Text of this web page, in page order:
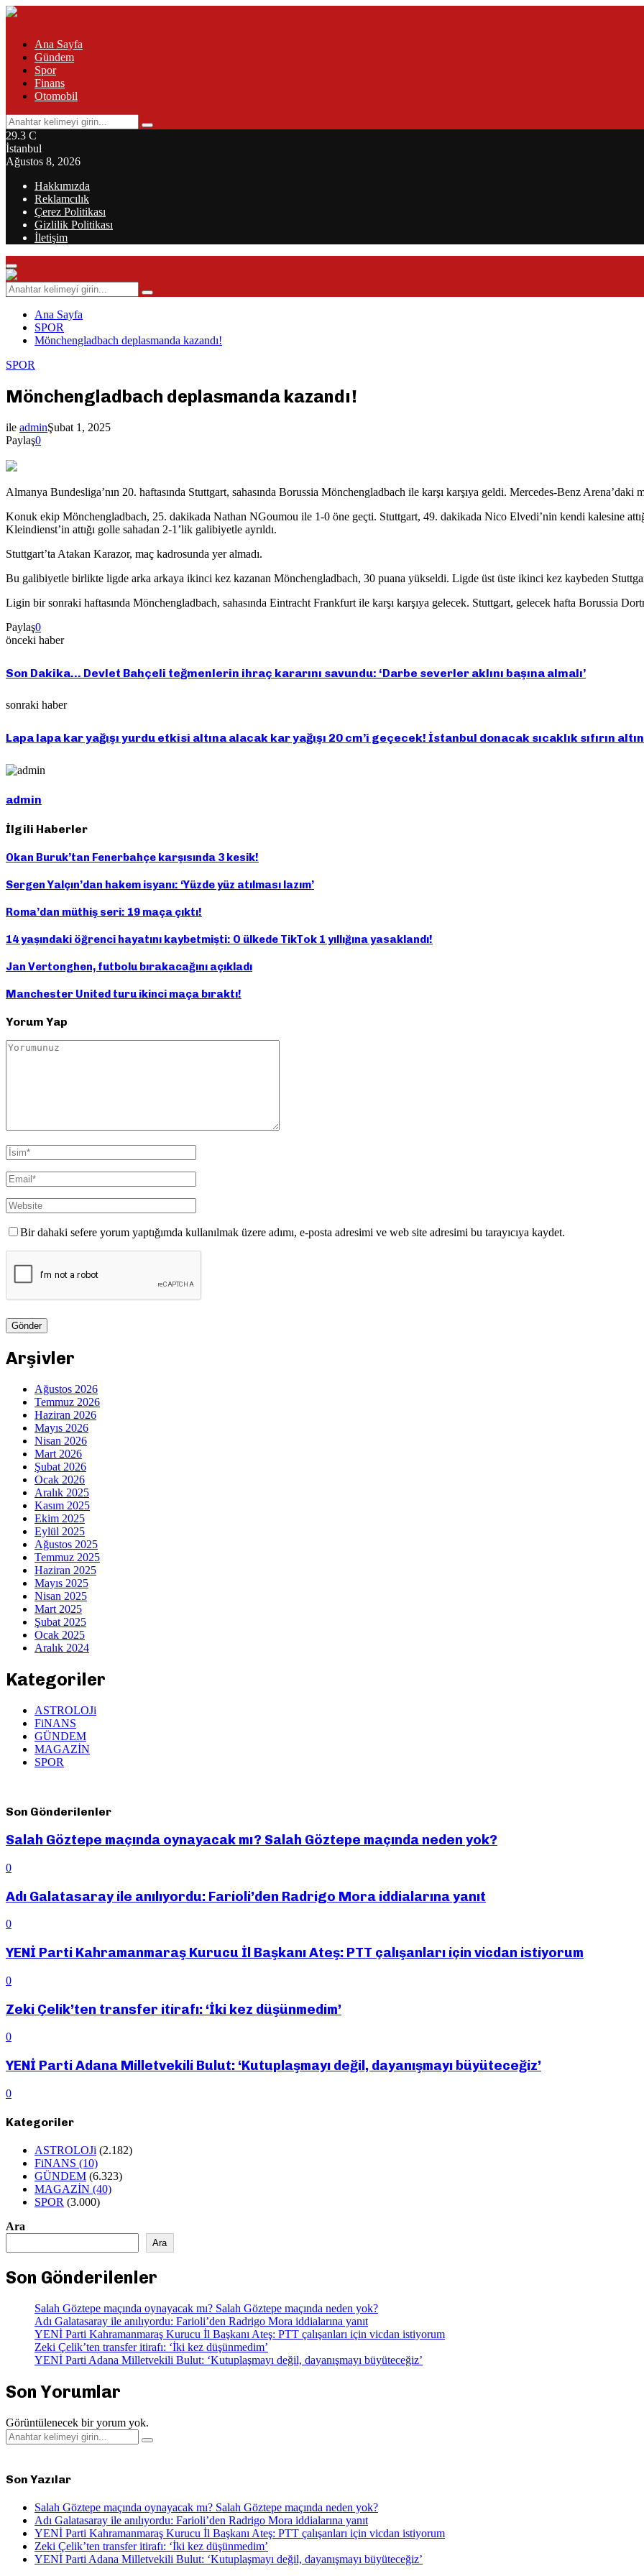
Ana Sayfa
Gündem
Spor
Finans
Otomobil
Search
for:
Search
29.3 C
İstanbul
Ağustos 8, 2026
Hakkımızda
Reklamcılık
Çerez Politikası
Gizlilik Politikası
İletişim
Primary
Menu
Search
for:
Search
Ana Sayfa
SPOR
Mönchengladbach deplasmanda kazandı!
SPOR
Mönchengladbach deplasmanda kazandı!
ile adminŞubat 1, 2025
Paylaş0
Almanya Bundesliga’nın 20. haftasında Stuttgart, sahasında Borussia Mönchengladbach ile karşı karşıya geldi. Mercedes-Benz
Konuk ekip Mönchengladbach, 25. dakikada Nathan NGoumou ile 1-0 öne geçti. Stuttgart, 49. dakikada Nico Elvedi’nin kendi kalesine
Kleindienst’in attığı golle sahadan 2-1’lik galibiyetle ayrıldı.
Stuttgart’ta Atakan Karazor, maç kadrosunda yer almadı.
Bu galibiyetle birlikte ligde arka arkaya ikinci kez kazanan Mönchengladbach, 30 puana yükseldi. Ligde üst üste ikinci kez kaybeden
Ligin bir sonraki haftasında Mönchengladbach, sahasında Eintracht Frankfurt ile karşı karşıya gelecek. Stuttgart, gelecek hafta Borussia
Paylaş0
önceki haber
Son Dakika… Devlet Bahçeli teğmenlerin ihraç kararını savundu: ‘Darbe severler aklını başına almalı’
sonraki haber
Lapa lapa kar yağışı yurdu etkisi altına alacak kar yağışı 20 cm’i geçecek! İstanbul donacak sıcaklık sıfırın
admin
İlgili Haberler
Okan Buruk’tan Fenerbahçe karşısında 3 kesik!
Sergen Yalçın’dan hakem isyanı: ‘Yüzde yüz atılması lazım’
Roma’dan müthiş seri: 19 maça çıktı!
14 yaşındaki öğrenci hayatını kaybetmişti: O ülkede TikTok 1 yıllığına yasaklandı!
Jan Vertonghen, futbolu bırakacağını açıkladı
Manchester United turu ikinci maça bıraktı!
Yorum Yap
Bir dahaki sefere yorum yaptığımda kullanılmak üzere adımı, e-posta adresimi ve web site adresimi bu tarayıcıya kaydet.
Arşivler
Ağustos 2026
Temmuz 2026
Haziran 2026
Mayıs 2026
Nisan 2026
Mart 2026
Şubat 2026
Ocak 2026
Aralık 2025
Kasım 2025
Ekim 2025
Eylül 2025
Ağustos 2025
Temmuz 2025
Haziran 2025
Mayıs 2025
Nisan 2025
Mart 2025
Şubat 2025
Ocak 2025
Aralık 2024
Kategoriler
ASTROLOJi
FiNANS
GÜNDEM
MAGAZİN
SPOR
Son Gönderilenler
Salah Göztepe maçında oynayacak mı? Salah Göztepe maçında neden yok?
0
Adı Galatasaray ile anılıyordu: Farioli’den Radrigo Mora iddialarına yanıt
0
YENİ Parti Kahramanmaraş Kurucu İl Başkanı Ateş: PTT çalışanları için vicdan istiyorum
0
Zeki Çelik’ten transfer itirafı: ‘İki kez düşünmedim’
0
YENİ Parti Adana Milletvekili Bulut: ‘Kutuplaşmayı değil, dayanışmayı büyüteceğiz’
0
Kategoriler
ASTROLOJi (2.182)
FiNANS (10)
GÜNDEM (6.323)
MAGAZİN (40)
SPOR (3.000)
Ara
Ara
Son Gönderilenler
Salah Göztepe maçında oynayacak mı? Salah Göztepe maçında neden yok?
Adı Galatasaray ile anılıyordu: Farioli’den Radrigo Mora iddialarına yanıt
YENİ Parti Kahramanmaraş Kurucu İl Başkanı Ateş: PTT çalışanları için vicdan istiyorum
Zeki Çelik’ten transfer itirafı: ‘İki kez düşünmedim’
YENİ Parti Adana Milletvekili Bulut: ‘Kutuplaşmayı değil, dayanışmayı büyüteceğiz’
Son Yorumlar
Görüntülenecek bir yorum yok.
Search
for:
Search
Son Yazılar
Salah Göztepe maçında oynayacak mı? Salah Göztepe maçında neden yok?
Adı Galatasaray ile anılıyordu: Farioli’den Radrigo Mora iddialarına yanıt
YENİ Parti Kahramanmaraş Kurucu İl Başkanı Ateş: PTT çalışanları için vicdan istiyorum
Zeki Çelik’ten transfer itirafı: ‘İki kez düşünmedim’
YENİ Parti Adana Milletvekili Bulut: ‘Kutuplaşmayı değil, dayanışmayı büyüteceğiz’